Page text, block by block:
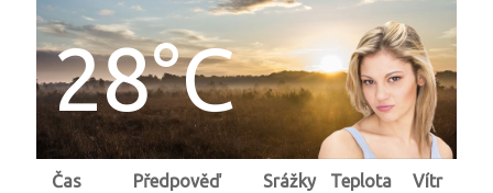
28°C
Čas Předpověď Srážky Teplota
Vítr